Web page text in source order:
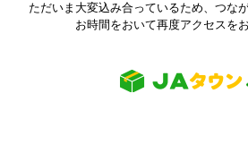
ただいま大変込み合っているため、つな
お時間をおいて再度アクセスを